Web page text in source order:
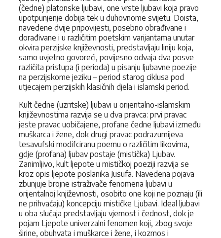
(čedne) platonske ljubavi, one vrste ljubavi koja pravo
upotpunjenje dobija tek u duhovnome svijetu. Doista,
navedene dvije pripovijesti, posebno obrađivane i
dorađivane i u različitim poetskim varijantama unutar
okvira perzijske književnosti, predstavljaju liniju koja,
samo uvjetno govoreći, povijesno odvaja dva posve
različita pristupa (i perioda) u pisanju ljubavne poezije
na perzijskome jeziku – period starog ciklusa pod
utjecajem perzijskih klasičnih djela i islamski period.
Kult čedne (uzritske) ljubavi u orijentalno-islamskim
književnostima razvija se u dva pravca: prvi pravac
jeste pravac uobičajene, profane čedne ljubavi između
muškarca i žene, dok drugi pravac podrazumijeva
tesavufski modifciranu poemu o različitim likovima,
gdje (profana) ljubav postaje (mistička) Ljubav.
Zanimljivo, kult ljepote u mističkoj poeziji razvija se
kroz opis ljepote poslanika Jusufa. Navedena pojava
zbunjuje brojne istraživače fenomena ljubavi u
orijentalnoj književnosti, osobito one koji ne poznaju (ili
ne prihvaćaju) koncepciju mističke Ljubavi. Ideal ljubavi
u oba slučaja predstavljaju vjernost i čednost, dok je
pojam Ljepote univerzalni fenomen koji, zbog svoje
širine, obuhvata i muškarce i žene, i kozmos i